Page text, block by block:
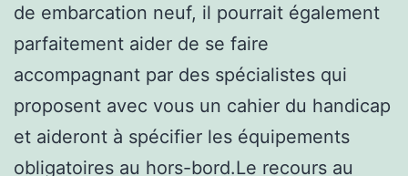
de embarcation neuf, il pourrait également
parfaitement aider de se faire
accompagnant par des spécialistes qui
proposent avec vous un cahier du handicap
et aideront à spécifier les équipements
obligatoires au hors-bord.Le recours au